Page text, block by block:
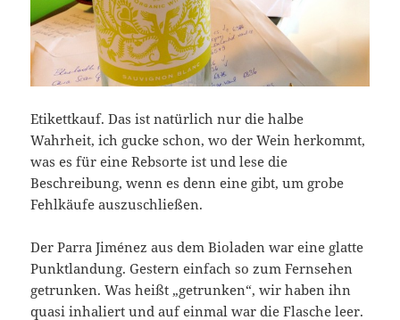
Etikettkauf. Das ist natürlich nur die halbe
Wahrheit, ich gucke schon, wo der Wein herkommt,
was es für eine Rebsorte ist und lese die
Beschreibung, wenn es denn eine gibt, um grobe
Fehlkäufe auszuschließen.
Der Parra Jiménez aus dem Bioladen war eine glatte
Punktlandung. Gestern einfach so zum Fernsehen
getrunken. Was heißt „getrunken“, wir haben ihn
quasi inhaliert und auf einmal war die Flasche leer.